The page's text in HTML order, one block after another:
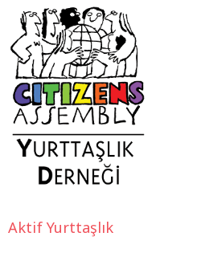
Aktif Yurttaşlık